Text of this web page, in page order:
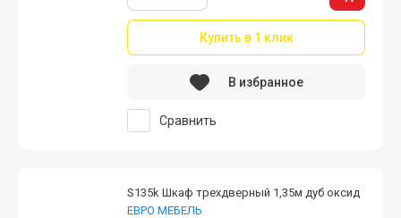
Купить в 1 клик
Сравнить
В избранное
S135k Шкаф трехдверный 1,35м дуб оксид
ЕВРО МЕБЕЛЬ